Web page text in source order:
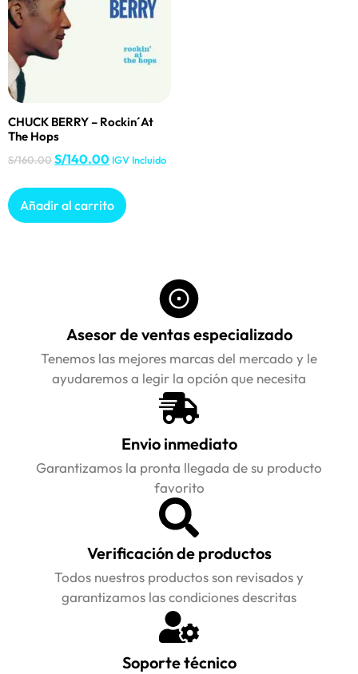
CHUCK BERRY – Rockin´At
The Hops
S/160.00S/140.00 IGV Incluido
Añadir al carrito
Asesor de ventas especializado
Tenemos las mejores marcas del mercado y le
ayudaremos a legir la opción que necesita
Envio inmediato
Garantizamos la pronta llegada de su producto
favorito
Verificación de productos
Todos nuestros productos son revisados y
garantizamos las condiciones descritas
Soporte técnico